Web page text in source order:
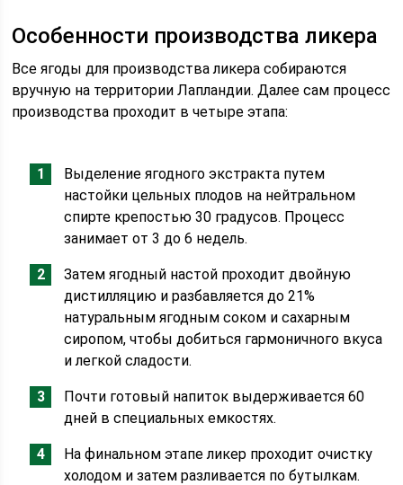
Особенности производства ликера
Все ягоды для производства ликера собираются
вручную на территории Лапландии. Далее сам процесс
производства проходит в четыре этапа:
Выделение ягодного экстракта путем
настойки цельных плодов на нейтральном
спирте крепостью 30 градусов. Процесс
занимает от 3 до 6 недель.
Затем ягодный настой проходит двойную
дистилляцию и разбавляется до 21%
натуральным ягодным соком и сахарным
сиропом, чтобы добиться гармоничного вкуса
и легкой сладости.
Почти готовый напиток выдерживается 60
дней в специальных емкостях.
На финальном этапе ликер проходит очистку
холодом и затем разливается по бутылкам.